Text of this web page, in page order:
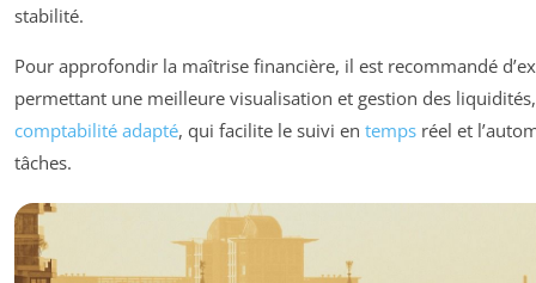
stabilité.
Pour approfondir la maîtrise financière, il est recommandé
permettant une meilleure visualisation et gestion des
comptabilité adapté, qui facilite le suivi en temps réel et
tâches.